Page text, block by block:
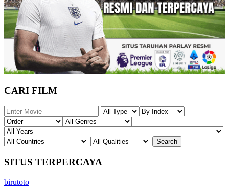
CARI FILM
SITUS TERPERCAYA
birutoto